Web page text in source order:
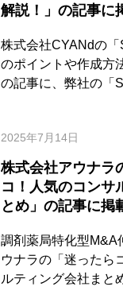
解説！」の記事に
株式会社CYANdの
のポイントや作成方
の記事に、弊社の「
エイティブの作成ポ
ール等も紹介してい
をご確認ください。
のポイントや作...
2025年7月14日
株式会社アウナラ
コ！人気のコンサ
とめ」の記事に掲
調剤薬局特化型M&A
ウナラの「迷ったら
ルティング会社まと